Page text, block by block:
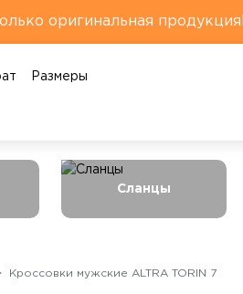
оригинальная продукция
Размеры
Сланцы
Кроссовки мужские ALTRA TORIN 7